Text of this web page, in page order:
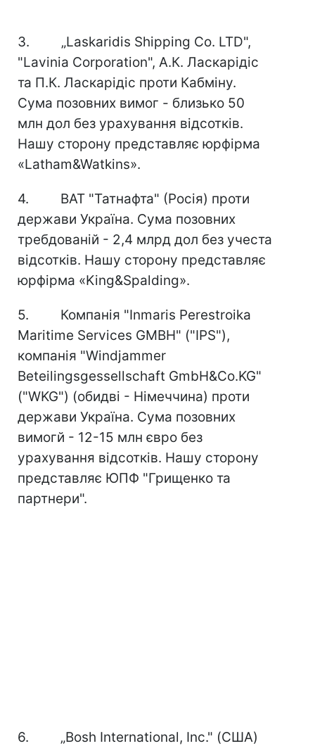
3. „Laskaridis Shipping Co. LTD",
"Lavinia Corporation", А.К. Ласкарідіс
та П.К. Ласкарідіс проти Кабміну.
Сума позовних вимог - близько 50
млн дол без урахування відсотків.
Нашу сторону представляє юрфірма
«Latham&Watkins».
4. ВАТ "Татнафта" (Росія) проти
держави Україна. Сума позовних
требдованій - 2,4 млрд дол без учеста
відсотків. Нашу сторону представляє
юрфірма «King&Spalding».
5. Компанія "Inmaris Perestroika
Maritime Services GMBH" ("IPS"),
компанія "Windjammer
Beteilingsgessellschaft GmbH&Co.KG"
("WKG") (обидві - Німеччина) проти
держави Україна. Сума позовних
вимогй - 12-15 млн євро без
урахування відсотків. Нашу сторону
представляє ЮПФ "Грищенко та
партнери".
6. „Bosh International, Inc." (США)